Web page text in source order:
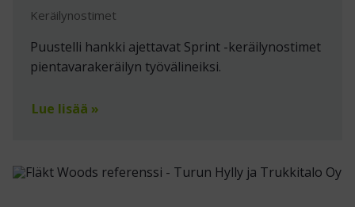
Keräilynostimet
Puustelli hankki ajettavat Sprint -keräilynostimet
pientavarakeräilyn työvälineiksi.
Lue lisää »